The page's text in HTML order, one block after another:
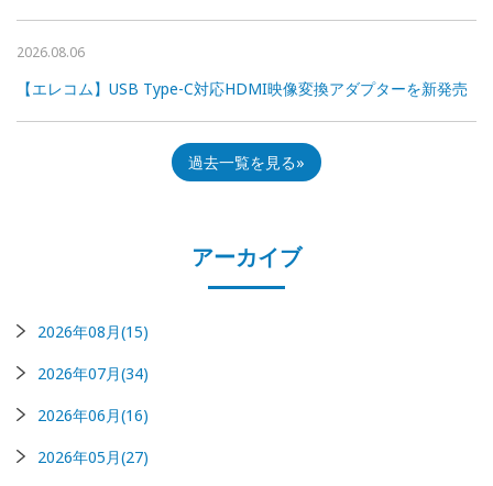
2026.08.06
【エレコム】USB Type-C対応HDMI映像変換アダプターを新発売
過去一覧を見る
アーカイブ
2026年08月(15)
2026年07月(34)
2026年06月(16)
2026年05月(27)